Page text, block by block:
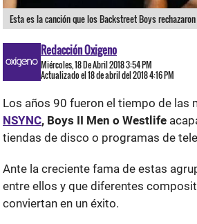
Esta es la canción que los Backstreet Boys
Redacción Oxigeno
Miércoles, 18 De Abril 2018 3:54 PM
Actualizado el 18 de abril del 2018 4:16 PM
Los años 90 fueron el tiempo de las
NSYNC, Boys II Men o Westlife
tiendas de disco o programas de
Ante la creciente fama de estas
entre ellos y que diferentes
conviertan en un éxito.